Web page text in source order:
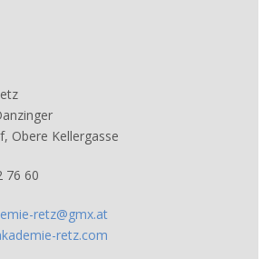
Obere Kellergasse
76 60
retz@gmx.at
retz.com